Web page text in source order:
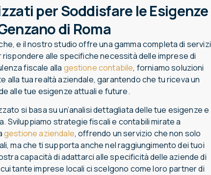
per Soddisfare le Esigenze
di Roma
e il nostro studio offre una gamma completa di servizi
alle specifiche necessità delle imprese di
fiscale alla gestione contabile, forniamo soluzioni
tua realtà aziendale, garantendo che tu riceva un
alle tue esigenze attuali e future.
si basa su un’analisi dettagliata delle tue esigenze e
Sviluppiamo strategie fiscali e contabili mirate a
gestione aziendale, offrendo un servizio che non solo
ma che ti supporta anche nel raggiungimento dei tuoi
capacità di adattarci alle specificità delle aziende di
tante imprese locali ci scelgono come loro partner di